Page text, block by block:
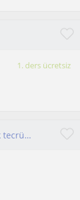
1. ders ücretsiz
İlkokul öğrencilerine yönelik derslerini destekleyici eğitim... 34 yıllık tecrübem var